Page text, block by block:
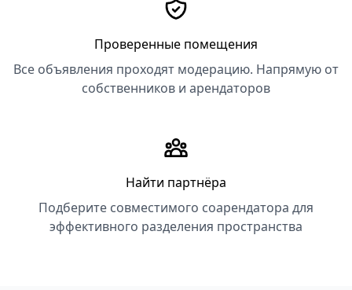
Проверенные помещения
Все объявления проходят модерацию. Напрямую от
собственников и арендаторов
Найти партнёра
Подберите совместимого соарендатора для
эффективного разделения пространства